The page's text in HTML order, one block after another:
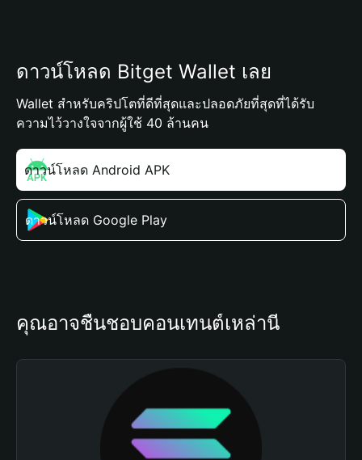
ดาวน์โหลด Bitget Wallet เลย
Wallet สำหรับคริปโตที่ดีที่สุดและปลอดภัยที่สุดที่ได้รับ
ความไว้วางใจจากผู้ใช้ 40 ล้านคน
ดาวน์โหลด Android APK
ดาวน์โหลด Google Play
คุณอาจชื่นชอบคอนเทนต์เหล่านี้